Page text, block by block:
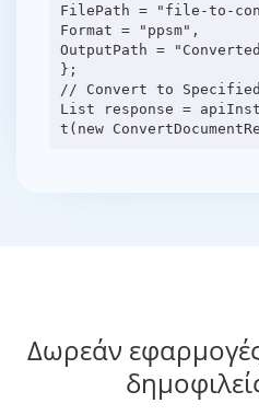
FilePath = "file-to-
Format = "ppsm",
OutputPath =
};
// Convert to Specified
List response =
Δωρεάν